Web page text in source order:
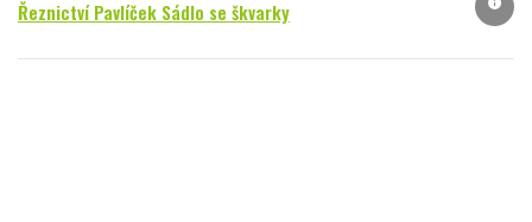
Řeznictví Pavlíček Sádlo se škvarky